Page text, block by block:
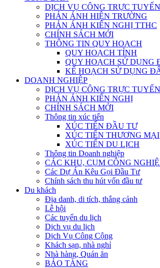
DỊCH VỤ CÔNG TRỰC TUYẾN
PHẢN ÁNH HIỆN TRƯỜNG
PHẢN ÁNH KIẾN NGHỊ TTHC
CHÍNH SÁCH MỚI
THÔNG TIN QUY HOẠCH
QUY HOẠCH TỈNH
QUY HOẠCH SỬ DỤNG
KẾ HOẠCH SỬ DỤNG
DOANH NGHIỆP
DỊCH VỤ CÔNG TRỰC TUYẾN
PHẢN ÁNH KIẾN NGHỊ
CHÍNH SÁCH MỚI
Thông tin xúc tiến
XÚC TIẾN ĐẦU TƯ
XÚC TIẾN THƯƠNG MẠI
XÚC TIẾN DU LỊCH
Thông tin Doanh nghiệp
CÁC KHU, CỤM CÔNG
Các Dự Án Kêu Gọi Đầu Tư
Chính sách thu hút vốn đầu tư
Du khách
Địa danh, di tích, thắng cảnh
Lễ hội
Các tuyến du lịch
Dịch vụ du lịch
Dịch Vụ Công Cộng
Khách sạn, nhà nghỉ
Nhà hàng, Quán ăn
BẢO TÀNG